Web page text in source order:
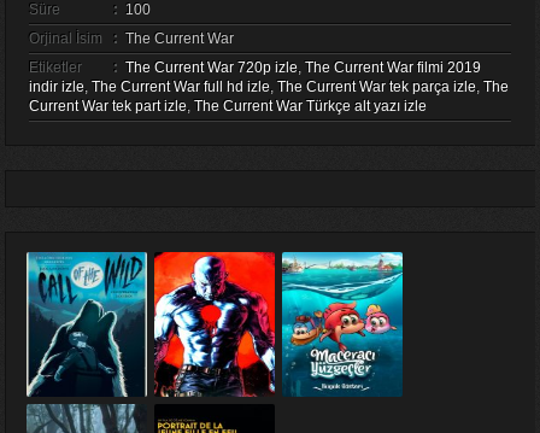
Süre
: 100
Orjinal İsim
: The Current War
Etiketler
: The Current War 720p izle, The Current War filmi 2019
indir izle, The Current War full hd izle, The Current War tek parça izle, The
Current War tek part izle, The Current War Türkçe alt yazı izle